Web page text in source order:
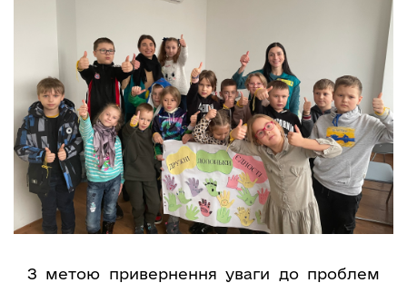
З метою привернення уваги до проблем